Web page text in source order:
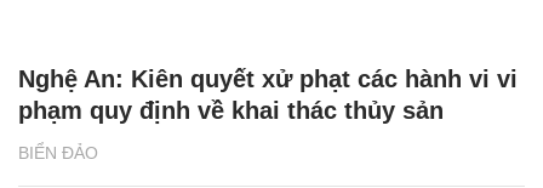
BIỂN ĐẢO
Nghệ An: Kiên quyết xử phạt các hành vi vi
phạm quy định về khai thác thủy sản